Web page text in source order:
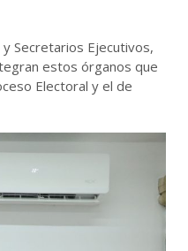
Secretarios Ejecutivos,
estos órganos que
Electoral y el de